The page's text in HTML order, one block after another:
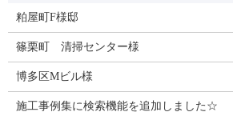
粕屋町F様邸
篠栗町 清掃センター様
博多区Mビル様
施工事例集に検索機能を追加しました☆